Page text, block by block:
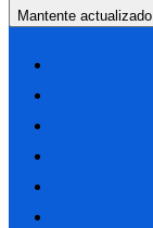
Mantente actualizado